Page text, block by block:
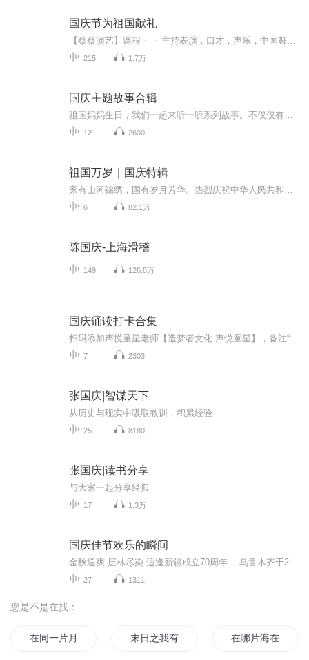
国庆节为祖国献礼
215 1.7万
国庆主题故事合辑
12 2600
祖国万岁｜国庆特辑
6 82.1万
陈国庆-上海滑稽
149 126.8万
国庆诵读打卡合集
7 2303
张国庆|智谋天下
从历史与现实中吸取教训，积累经验
25 8180
张国庆|读书分享
与大家一起分享经典
17 1.3万
国庆佳节欢乐的瞬间
27 1311
您是不是在找：
在同一片月光下 末日之我有一片空间 在哪片海在那片海